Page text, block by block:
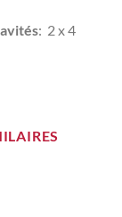
: 2 x 4